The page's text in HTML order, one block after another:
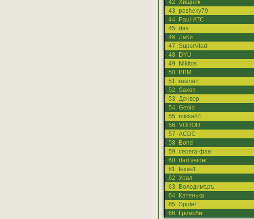
42 Хищник
43 pasheky79
44
Paul-ATC
45 das
46 ЛаКи
47 SuperVlad
48
DYU
49
Nikitos
50
ВВМ
51 rusman
52 Saxon
53 Денвер
54 Geoid
55 mikka84
56 VOROH
57 ACDC
58
Bond
59 серега-фан
60 dart veider
61 texas1
62 Урал
63
Володимѣръ
64
Катенька
65 Spider
66
Гримсби